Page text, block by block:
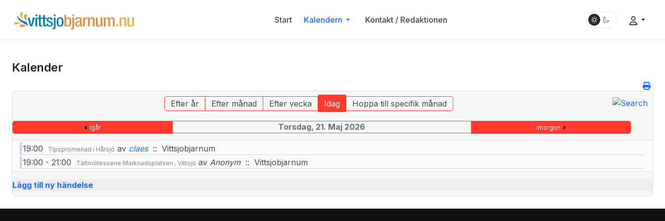
Start Kalendern Kontakt / Redaktionen
Kalender
Efter år Efter månad Efter vecka Idag Hoppa till specifik månad
Igår Torsdag, 21. Maj 2026 Imorgon
19:00 Tipspromenad i Hårsjö av claes:: Vittsjobjarnum
19:00 - 21:00
Tältmötesserie Marknadsplatsen , Vittsjö av Anonym:: Vittsjobjarnum
Lägg till ny händelse